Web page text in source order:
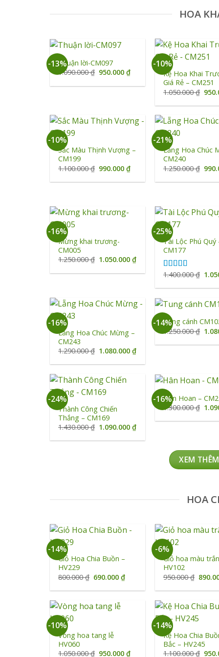
HOA
-13%
+
Thuận lời-CM097
1.090.000₫ Giá
là:
950.000₫Giá
tại
-10%
+
Kệ Hoa Khai
Giá Rẻ – CM251
1.050.000₫ Giá
là:
-10%
+
Sắc Màu Thịnh Vượng –
CM199
1.100.000₫ Giá
là:
990.000₫Giá
tại
-21%
+
Lẵng Hoa Chúc
CM240
1.250.000₫ Giá
là:
-16%
+
Mừng khai trương-
CM005
1.250.000₫ Giá
là:
1.050.000₫Giá
tại
1.050.000 ₫.
-25%
+
Tài Lộc Phú Quý
CM177
Được xếp
sao
1.400.000₫ Giá
là:
-16%
+
Lẵng Hoa Chúc Mừng –
CM243
1.290.000₫ Giá
là:
1.080.000₫Giá
tại
1.080.000 ₫.
-14%
+
Tung cánh
1.250.000₫ Giá
là:
-24%
+
Thành Công Chiến
Thắng – CM169
1.430.000₫ Giá
là:
1.090.000₫Giá
tại
1.090.000 ₫.
-16%
+
Hân Hoan –
1.300.000₫ Giá
là:
XEM
HOA
-14%
+
Giỏ Hoa Chia Buồn –
HV229
800.000₫ Giá
là:
690.000₫Giá
tại
690.000 ₫.
-6%
+
Giỏ hoa màu
HV102
950.000₫ Giá
là:
-10%
+
Vòng hoa tang lễ
HV060
1.050.000₫ Giá
950.000₫Giá
-14%
+
Kệ Hoa Chia
Bắc – HV245
1.100.000₫ Giá